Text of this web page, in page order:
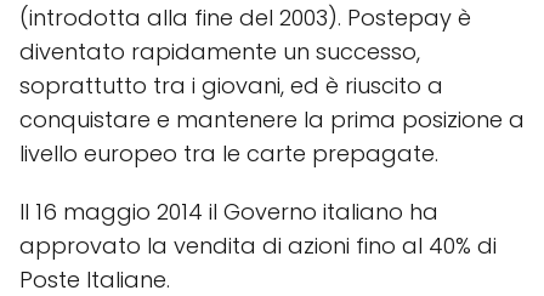
(introdotta alla fine del 2003). Postepay è
diventato rapidamente un successo,
soprattutto tra i giovani, ed è riuscito a
conquistare e mantenere la prima posizione a
livello europeo tra le carte prepagate.
Il 16 maggio 2014 il Governo italiano ha
approvato la vendita di azioni fino al 40% di
Poste Italiane.